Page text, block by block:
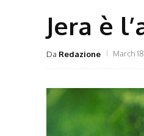
Jera è
Da Redazione March